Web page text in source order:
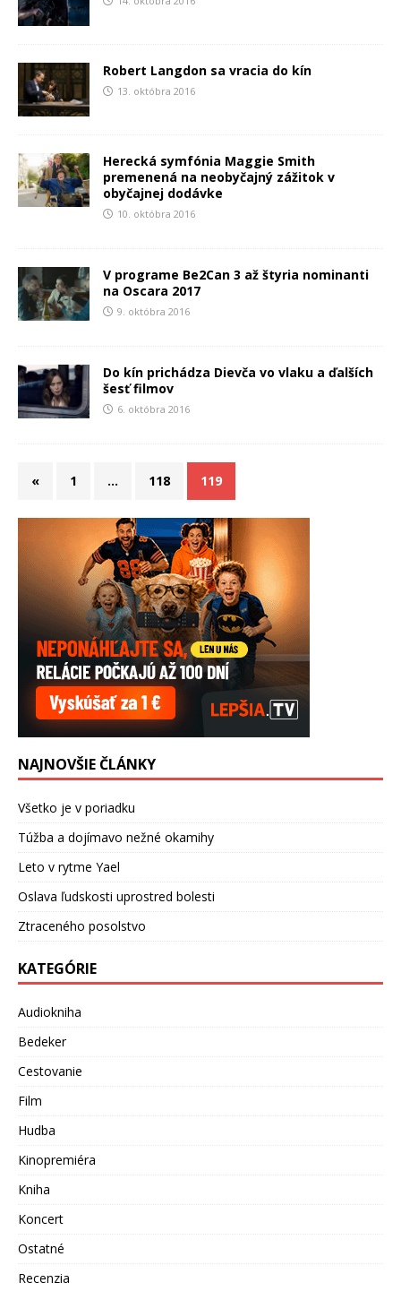
Robert Langdon sa vracia do kín
13. októbra 2016
Herecká symfónia Maggie Smith
premenená na neobyčajný zážitok v
obyčajnej dodávke
10. októbra 2016
V programe Be2Can 3 až štyria nominanti
na Oscara 2017
9. októbra 2016
Do kín prichádza Dievča vo vlaku a ďalších
šesť filmov
6. októbra 2016
« 1 … 118 119
NAJNOVŠIE ČLÁNKY
Všetko je v poriadku
Túžba a dojímavo nežné okamihy
Leto v rytme Yael
Oslava ľudskosti uprostred bolesti
Ztraceného posolstvo
KATEGÓRIE
Audiokniha
Bedeker
Cestovanie
Film
Hudba
Kinopremiéra
Kniha
Koncert
Ostatné
Recenzia